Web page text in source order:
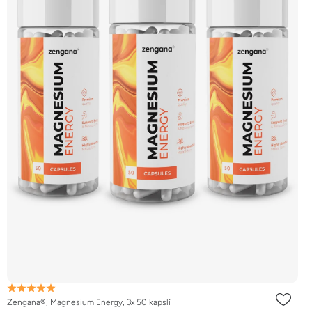
Zengana®, Magnesium Energy, 3x 50 kapslí